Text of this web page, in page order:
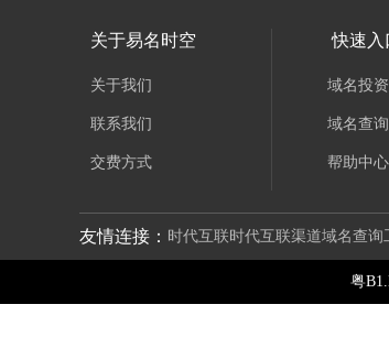
关于易名时空
关于我们
联系我们
交费方式
快速入
域名投
域名查
帮助中心
友情连接： 时代互联时代互联渠道域名查询
粤